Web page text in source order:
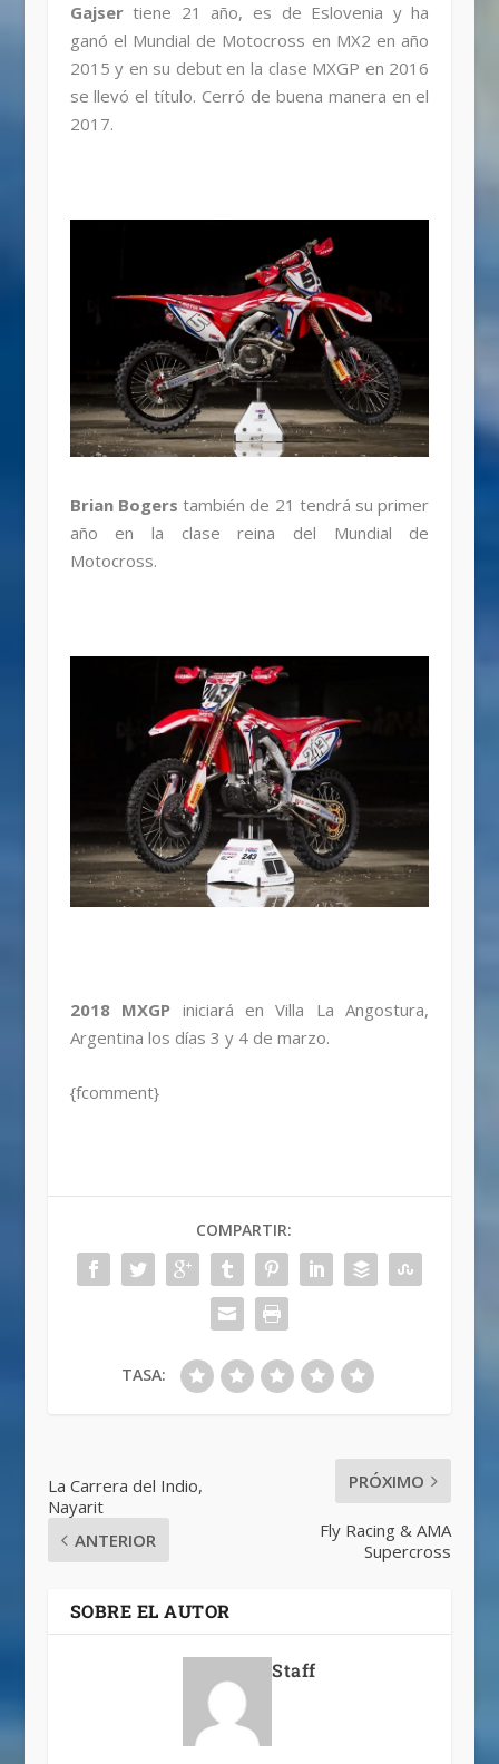
Gajsertiene 21 año, es de Eslovenia y ha
ganó el Mundial de Motocross en MX2 en año
2015 y en su debut en la clase MXGP en 2016
se llevó el título. Cerró de buena manera en el
2017.
Brian Bogers también de 21 tendrá su primer
año en la clase reina del Mundial de
Motocross.
2018 MXGP iniciará en Villa La Angostura,
Argentina los días 3 y 4 de marzo.
{fcomment}
COMPARTIR:
TASA:
La Carrera del Indio,
Nayarit
ANTERIOR
PRÓXIMO
Fly Racing & AMA
Supercross
SOBRE EL AUTOR
Staff